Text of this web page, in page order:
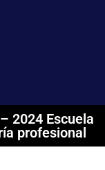
2024 Escuela
profesional